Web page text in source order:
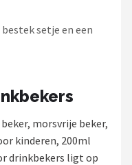
setje en een
morsvrije beker,
kinderen, 200ml
drinkbekers ligt op